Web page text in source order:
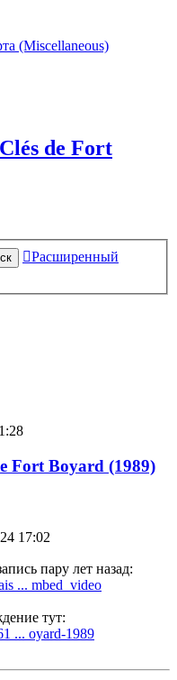
(Miscellaneous)
de Fort
Расширенный
Fort Boyard (1989)
17:02
пару лет назад:
... mbed_video
тут:
... oyard-1989